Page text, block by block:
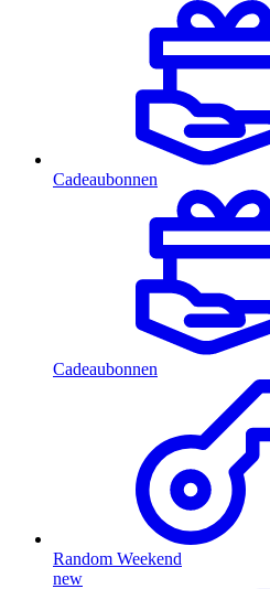
Cadeaubonnen
Cadeaubonnen
Random Weekend
new